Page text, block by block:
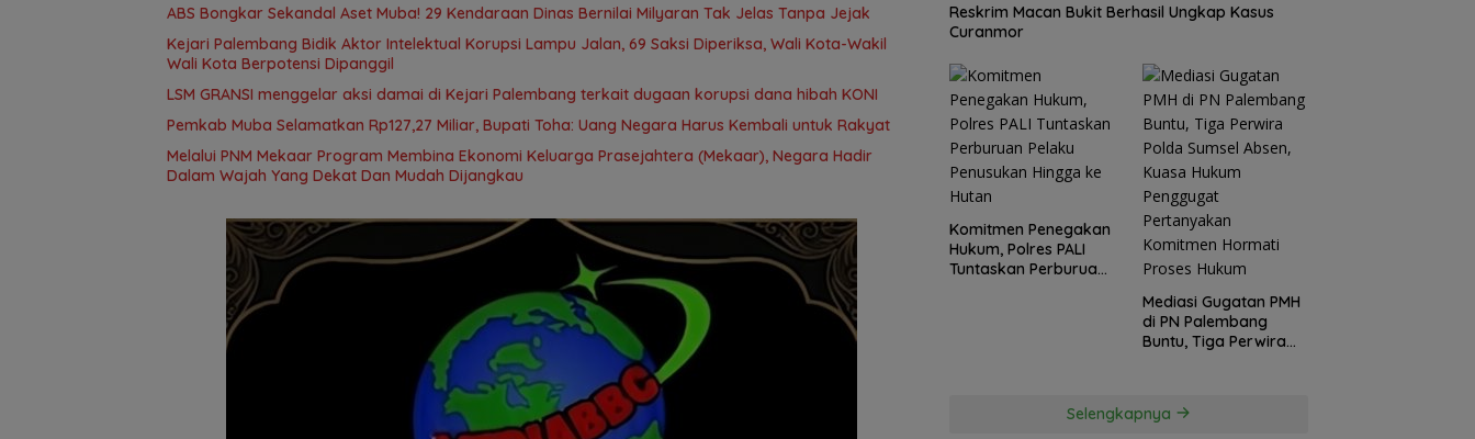
ABS Bongkar Sekandal Aset Muba! 29 Kendaraan Dinas Bernilai Milyaran Tak Jelas Tanpa Jejak
Kejari Palembang Bidik Aktor Intelektual Korupsi Lampu Jalan, 69 Saksi Diperiksa, Wali Kota-Wakil
Wali Kota Berpotensi Dipanggil
LSM GRANSI menggelar aksi damai di Kejari Palembang terkait dugaan korupsi dana hibah KONI
Pemkab Muba Selamatkan Rp127,27 Miliar, Bupati Toha: Uang Negara Harus Kembali untuk Rakyat
Melalui PNM Mekaar Program Membina Ekonomi Keluarga Prasejahtera (Mekaar), Negara Hadir
Dalam Wajah Yang Dekat Dan Mudah Dijangkau
Reskrim Macan Bukit Berhasil Ungkap Kasus
Curanmor
Komitmen Penegakan
Hukum, Polres PALI
Tuntaskan Perburuan
Mediasi Gugatan PMH
di PN Palembang
Buntu, Tiga Perwira
Pertanyakan
Selengkapnya